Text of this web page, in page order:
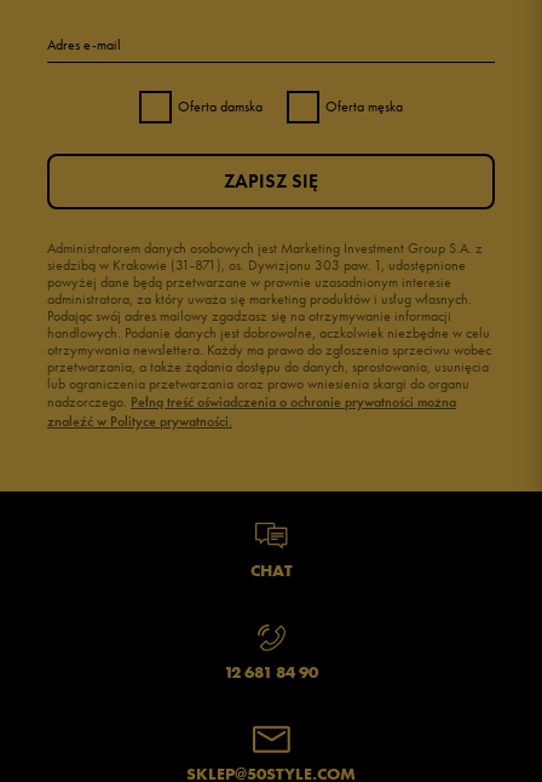
Adres e-mail
Oferta damska Oferta męska
Administratorem danych osobowych jest Marketing Investment Group S.A. z
siedzibą w Krakowie (31-871), os. Dywizjonu 303 paw. 1, udostępnione
powyżej dane będą przetwarzane w prawnie uzasadnionym interesie
administratora, za który uważa się marketing produktów i usług własnych.
Podając swój adres mailowy zgadzasz się na otrzymywanie informacji
handlowych. Podanie danych jest dobrowolne, aczkolwiek niezbędne w celu
otrzymywania newslettera. Każdy ma prawo do zgłoszenia sprzeciwu wobec
przetwarzania, a także żądania dostępu do danych, sprostowania, usunięcia
lub ograniczenia przetwarzania oraz prawo wniesienia skargi do organu
nadzorczego. Pełną treść oświadczenia o ochronie prywatności można
znaleźć w Polityce prywatności.
ZAPISZ SIĘ
CHAT
12 681 84 90
SKLEP@50STYLE.COM